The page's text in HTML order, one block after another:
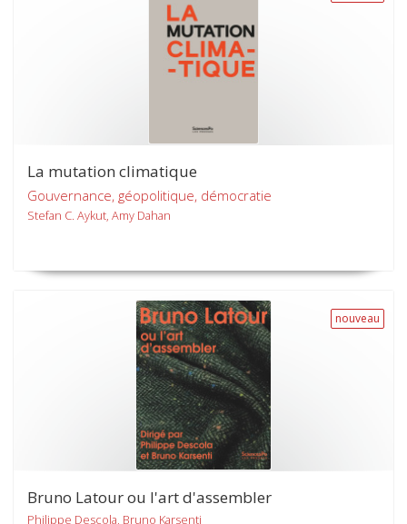
La mutation climatique
Gouvernance, géopolitique, démocratie
Stefan C. Aykut, Amy Dahan
nouveau
Bruno Latour ou l'art d'assembler
Philippe Descola, Bruno Karsenti